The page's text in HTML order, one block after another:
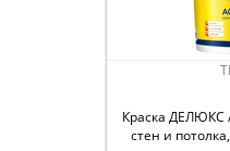
Краска ДЕЛЮКС /
стен и